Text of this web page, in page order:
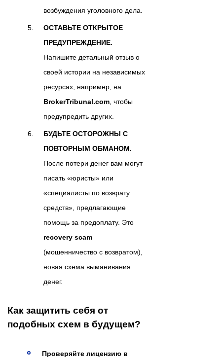
возбуждения уголовного дела.
ОСТАВЬТЕ ОТКРЫТОЕ
ПРЕДУПРЕЖДЕНИЕ.
Напишите детальный отзыв о
своей истории на независимых
ресурсах, например, на
BrokerTribunal.com, чтобы
предупредить других.
БУДЬТЕ ОСТОРОЖНЫ С
ПОВТОРНЫМ ОБМАНОМ.
После потери денег вам могут
писать «юристы» или
«специалисты по возврату
средств», предлагающие
помощь за предоплату. Это
recovery scam
(мошенничество с возвратом),
новая схема выманивания
денег.
Как защитить себя от
подобных схем в будущем?
Проверяйте лицензию в